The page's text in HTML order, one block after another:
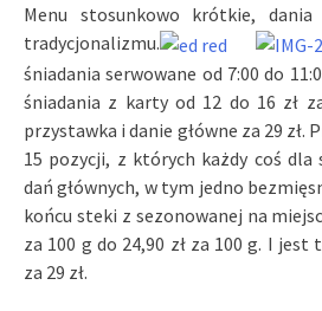
Menu stosunkowo krótkie,
tradycjonalizmu.
śniadania serwowane od 7:00 do
śniadania z karty od 12 do 16 zł
przystawka i danie główne za 29 zł.
15 pozycji, z których każdy coś dla
dań głównych, w tym jedno
końcu steki z sezonowanej na
za 100 g do 24,90 zł za 100 g. I
za 29 zł.